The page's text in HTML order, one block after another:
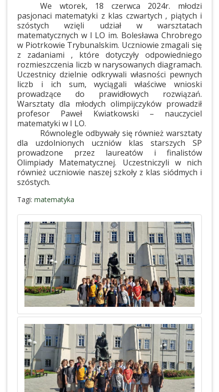
We wtorek, 18 czerwca 2024r. młodzi
pasjonaci matematyki z klas czwartych , piątych i
szóstych wzięli udział w warsztatach
matematycznych w I LO im. Bolesława Chrobrego
w Piotrkowie Trybunalskim. Uczniowie zmagali się
z zadaniami , które dotyczyły odpowiedniego
rozmieszczenia liczb w narysowanych diagramach.
Uczestnicy dzielnie odkrywali własności pewnych
liczb i ich sum, wyciągali właściwe wnioski
prowadzące do prawidłowych rozwiązań.
Warsztaty dla młodych olimpijczyków prowadził
profesor Paweł Kwiatkowski – nauczyciel
matematyki w I LO.
Równolegle odbywały się również warsztaty
dla uzdolnionych uczniów klas starszych SP
prowadzone przez laureatów i finalistów
Olimpiady Matematycznej. Uczestniczyli w nich
również uczniowie naszej szkoły z klas siódmych i
szóstych.
Tagi: matematyka